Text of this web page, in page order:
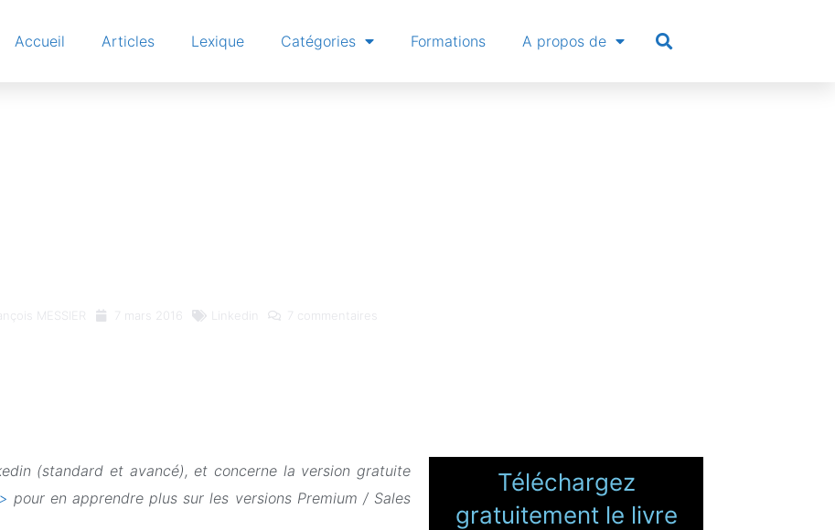
Accueil Articles Lexique Catégories Formations A propos de
MESSIER 7 mars 2016 Linkedin 7 commentaires
(standard et avancé), et concerne la version gratuite
pour en apprendre plus sur les versions Premium / Sales
Téléchargez
gratuitement le livre